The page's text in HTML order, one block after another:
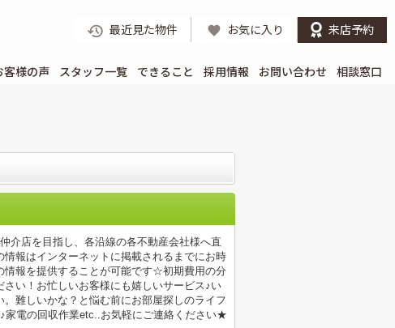
最近見た物件 お気に入り 来店予約
客様の声 スタッフ一覧 できること 採用情報 お問い合わせ 相談窓口
介店を目指し、各沿線の各不動産会社様へ直
報はインターネットに掲載されるまでにお時
情報を提供することが可能です☆初期費用の分
い！お忙しいお客様にも嬉しいサービス♪い
難しいかな？と悩む前にお部屋探しのライフ
家電の回収作業etc..お気軽にご連絡ください★